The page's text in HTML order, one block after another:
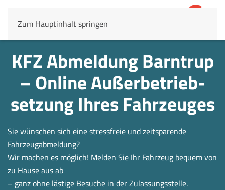
Zum Hauptinhalt springen
KFZ Abmeldung Barntrup
– Online Außerbetrieb­
setzung Ihres Fahrzeuges
Sie wünschen sich eine stressfreie und zeitsparende
Fahrzeugabmeldung?
Wir machen es möglich! Melden Sie Ihr Fahrzeug bequem von
zu Hause aus ab
– ganz ohne lästige Besuche in der Zulassungsstelle.